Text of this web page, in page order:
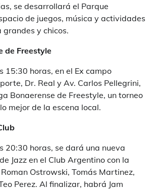
se desarrollará el Parque
de juegos, música y actividades
y chicos.
de Freestyle
15:30 horas, en el Ex campo
Dr. Real y Av. Carlos Pellegrini,
Bonaerense de Freestyle, un torneo
mejor de la escena local.
20:30 horas, se dará una nueva
Jazz en el Club Argentino con la
Ostrowski, Tomás Martinez,
Perez. Al finalizar, habrá Jam